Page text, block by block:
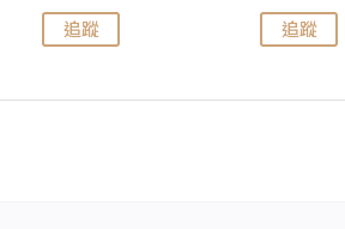
追蹤 追蹤